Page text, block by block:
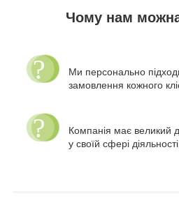
Чому нам
Ми персонально
замовлення кожного
Компанія має великий
у своїй сфері діяльності.